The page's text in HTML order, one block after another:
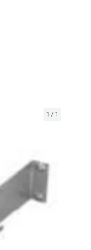
1 / 1